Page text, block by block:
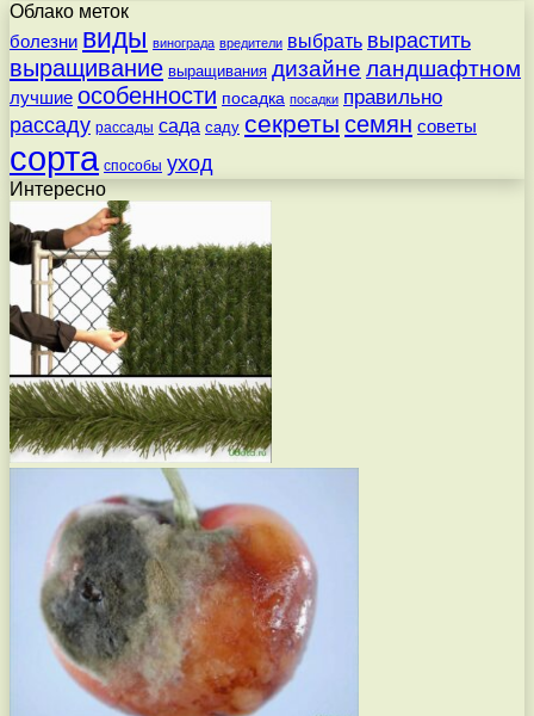
Облако меток
болезни виды винограда вредители выбрать вырастить
выращивание выращивания дизайне ландшафтном
лучшие особенности посадка посадки правильно
рассаду рассады сада саду секреты семян советы
сорта способы уход
Интересно